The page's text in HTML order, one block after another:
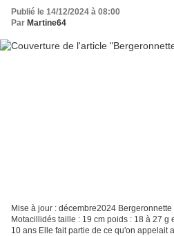
Publié le 14/12/2024 à 08:00
Par Martine64
Mise à jour : décembre2024
Motacillidés taille : 19 cm poids : 18 à 27 g
10 ans Elle fait partie de ce qu'on appelait